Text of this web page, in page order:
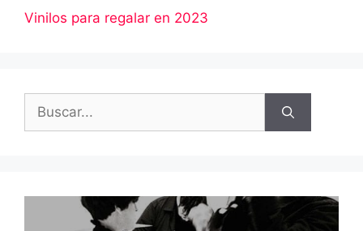
Vinilos para regalar en 2023
Buscar: